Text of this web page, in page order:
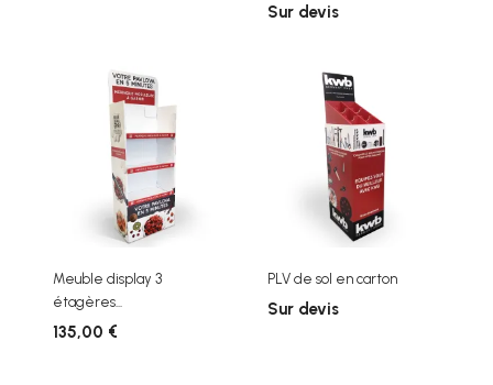
Sur devis
Meuble display 3
étagères...
135,00 €
PLV de sol en carton
Sur devis